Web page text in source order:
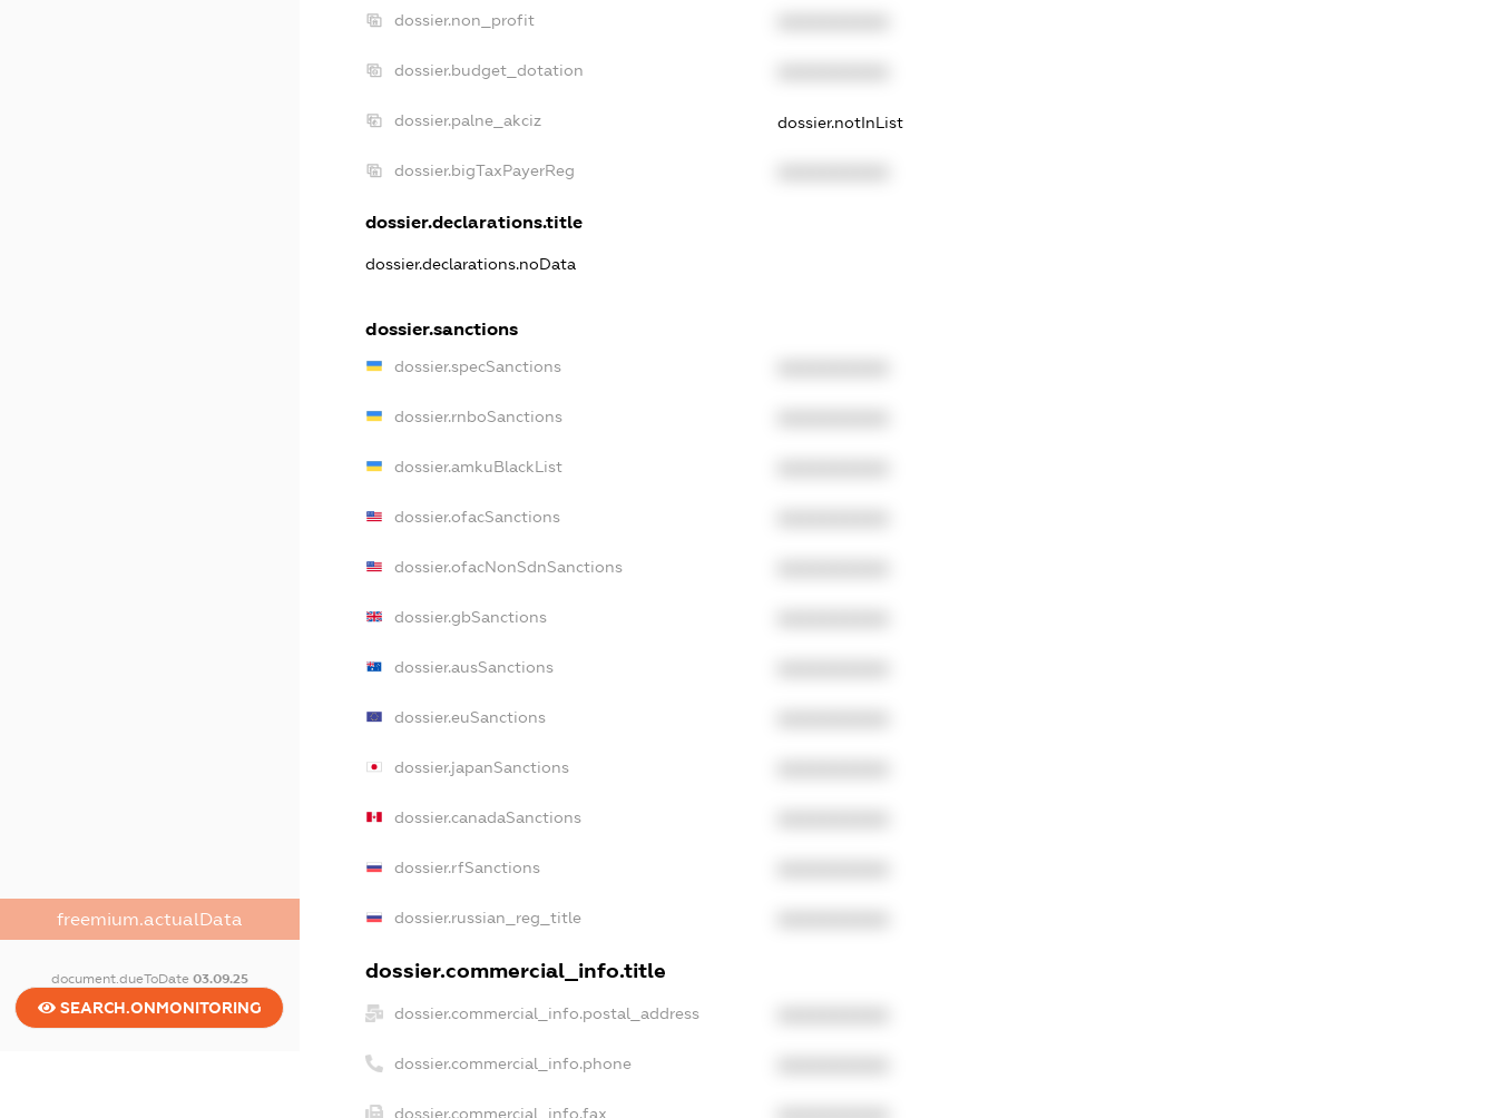
freemium.actualData
document.dueToDate 03.09.25
SEARCH.ONMONITORING
dossier.non_profit
dossier.budget_dotation
dossier.palne_akciz dossier.notInList
dossier.bigTaxPayerReg
dossier.declarations.title
dossier.declarations.noData
dossier.sanctions
dossier.specSanctions
dossier.rnboSanctions
dossier.amkuBlackList
dossier.ofacSanctions
dossier.ofacNonSdnSanctions
dossier.gbSanctions
dossier.ausSanctions
dossier.euSanctions
dossier.japanSanctions
dossier.canadaSanctions
dossier.rfSanctions
dossier.russian_reg_title
dossier.commercial_info.title
dossier.commercial_info.postal_address
dossier.commercial_info.phone
dossier.commercial_info.fax